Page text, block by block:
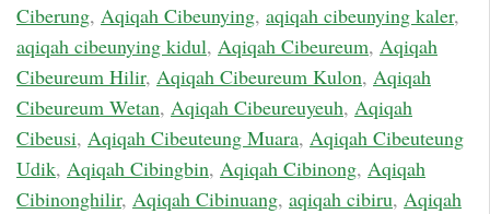
Ciberung, Aqiqah Cibeunying, aqiqah cibeunying kaler,
aqiqah cibeunying kidul, Aqiqah Cibeureum, Aqiqah
Cibeureum Hilir, Aqiqah Cibeureum Kulon, Aqiqah
Cibeureum Wetan, Aqiqah Cibeureuyeuh, Aqiqah
Cibeusi, Aqiqah Cibeuteung Muara, Aqiqah Cibeuteung
Udik, Aqiqah Cibingbin, Aqiqah Cibinong, Aqiqah
Cibinonghilir, Aqiqah Cibinuang, aqiqah cibiru, Aqiqah